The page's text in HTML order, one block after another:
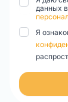
данных
Я